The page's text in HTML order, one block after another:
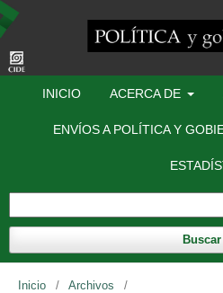
INICIO ACERCA DE
ENVÍOS A POLÍTICA Y
Buscar
Inicio / Archivos
/